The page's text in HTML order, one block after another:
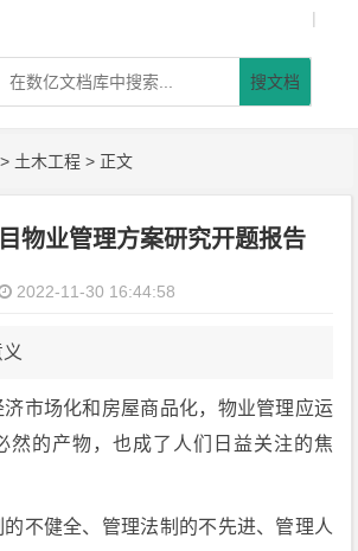
|
搜文档
> 土木工程 > 正文
物业管理方案研究开题报告
2022-11-30 16:44:58
济市场化和房屋商品化，物业管理应运
然的产物，也成了人们日益关注的焦
不健全、管理法制的不先进、管理人